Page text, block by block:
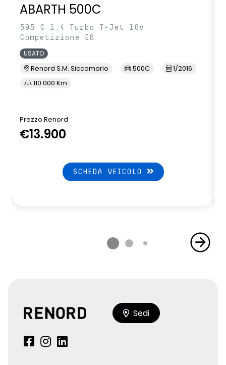
ABARTH 500C
595 C 1.4 Turbo T-Jet 16v
Competizione E6
USATO
Renord S.M. Siccomario 500C
1/2016
110.000 Km
Prezzo Renord
€13.900
SCHEDA VEICOLO
Sedi